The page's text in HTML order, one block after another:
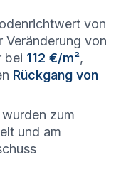
von
Veränderung von
bei 112 €/m²,
Rückgang von
zum
und am